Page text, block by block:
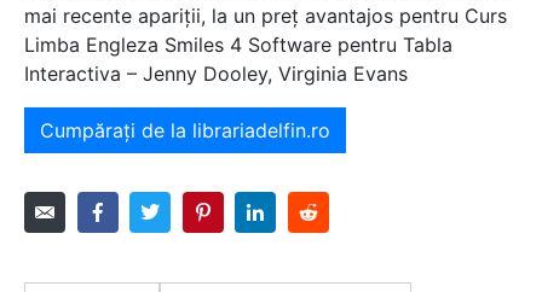
mai recente apariții, la un preț avantajos pentru Curs
Limba Engleza Smiles 4 Software pentru Tabla
Interactiva – Jenny Dooley, Virginia Evans
Cumpărați de la librariadelfin.ro